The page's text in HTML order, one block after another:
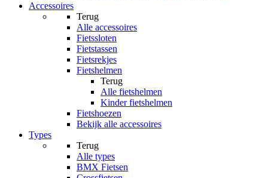
Accessoires
Terug
Alle accessoires
Fietssloten
Fietstassen
Fietsrekjes
Fietshelmen
Terug
Alle fietshelmen
Kinder fietshelmen
Fietshoezen
Bekijk alle accessoires
Types
Terug
Alle types
BMX Fietsen